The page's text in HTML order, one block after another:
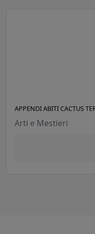
APPENDI ABITI CACTUS
Arti e Mestieri